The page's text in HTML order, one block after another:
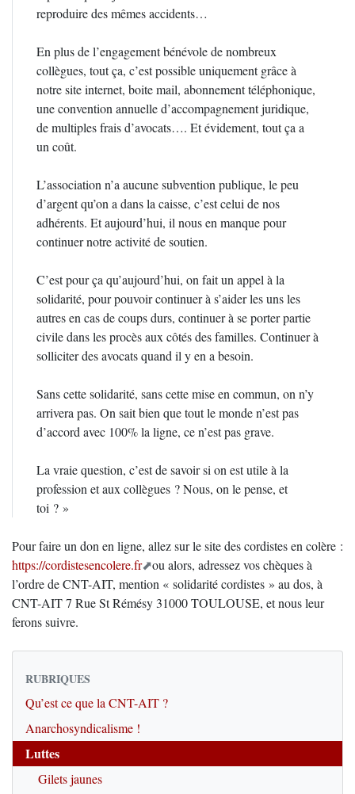
reproduire des mêmes accidents…
En plus de l’engagement bénévole de nombreux
collègues, tout ça, c’est possible uniquement grâce à
notre site internet, boite mail, abonnement téléphonique,
une convention annuelle d’accompagnement juridique,
de multiples frais d’avocats…. Et évidement, tout ça a
un coût.
L’association n’a aucune subvention publique, le peu
d’argent qu’on a dans la caisse, c’est celui de nos
adhérents. Et aujourd’hui, il nous en manque pour
continuer notre activité de soutien.
C’est pour ça qu’aujourd’hui, on fait un appel à la
solidarité, pour pouvoir continuer à s’aider les uns les
autres en cas de coups durs, continuer à se porter partie
civile dans les procès aux côtés des familles. Continuer à
solliciter des avocats quand il y en a besoin.
Sans cette solidarité, sans cette mise en commun, on n’y
arrivera pas. On sait bien que tout le monde n’est pas
d’accord avec 100% la ligne, ce n’est pas grave.
La vraie question, c’est de savoir si on est utile à la
profession et aux collègues ? Nous, on le pense, et
toi ? »
Pour faire un don en ligne, allez sur le site des cordistes en colère :
https://cordistesencolere.fr
ou alors, adressez vos chèques à
l’ordre de CNT-AIT, mention « solidarité cordistes » au dos, à
CNT-AIT 7 Rue St Rémésy 31000 TOULOUSE, et nous leur
ferons suivre.
RUBRIQUES
Qu’est ce que la CNT-AIT ?
Anarchosyndicalisme !
Luttes
Gilets jaunes